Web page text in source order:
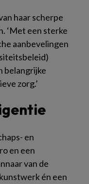
haar scherpe
‘Met een sterke
aanbevelingen
belangrijke
zorg.’
en
en een
van de
én een